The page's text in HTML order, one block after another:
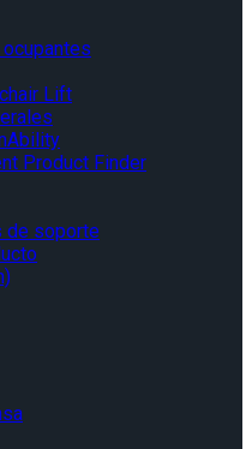
Lift
Product Finder
de soporte